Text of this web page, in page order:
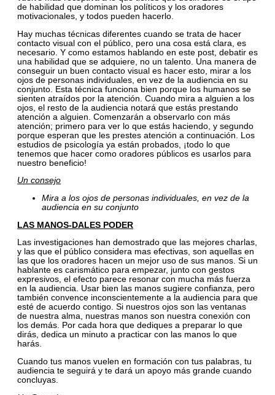
de habilidad que dominan los políticos y los oradores
motivacionales, y todos pueden hacerlo.
Hay muchas técnicas diferentes cuando se trata de hacer
contacto visual con el público, pero una cosa está clara, es
necesario. Y como estamos hablando en este post, debatir es
una habilidad que se adquiere, no un talento. Una manera de
conseguir un buen contacto visual es hacer esto, mirar a los
ojos de personas individuales, en vez de la audiencia en su
conjunto. Esta técnica funciona bien porque los humanos se
sienten atraídos por la atención. Cuando mira a alguien a los
ojos, el resto de la audiencia notará que estás prestando
atención a alguien. Comenzarán a observarlo con más
atención; primero para ver lo que estás haciendo, y segundo
porque esperan que les prestes atención a continuación. Los
estudios de psicología ya están probados, ¡todo lo que
tenemos que hacer como oradores públicos es usarlos para
nuestro beneficio!
Un consejo
Mira a los ojos de personas individuales, en vez de la
audiencia en su conjunto
LAS MANOS-DALES PODER
Las investigaciones han demostrado que las mejores charlas,
y las que el público considera mas efectivas, son aquellas en
las que los oradores hacen un mejor uso de sus manos. Si un
hablante es carismático para empezar, junto con gestos
expresivos, el efecto parece resonar con mucha más fuerza
en la audiencia. Usar bien las manos sugiere confianza, pero
también convence inconscientemente a la audiencia para que
esté de acuerdo contigo. Si nuestros ojos son las ventanas
de nuestra alma, nuestras manos son nuestra conexión con
los demás. Por cada hora que dediques a preparar lo que
dirás, dedica un minuto a practicar con las manos lo que
harás.
Cuando tus manos vuelen en formación con tus palabras, tu
audiencia te seguirá y te dará un apoyo más grande cuando
concluyas.